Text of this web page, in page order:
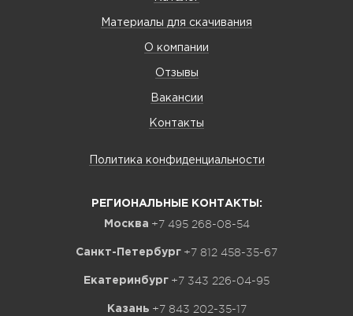
Материалы для скачивания
О компании
Отзывы
Вакансии
Контакты
Политика конфиденциальности
РЕГИОНАЛЬНЫЕ КОНТАКТЫ:
Москва +7 495 268-08-54
Санкт-Петербург +7 812 458-35-67
Екатеринбург +7 343 226-04-95
Казань +7 843 202-35-17